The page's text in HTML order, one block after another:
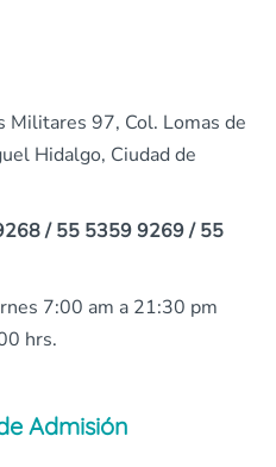
Militares 97, Col. Lomas de
Hidalgo, Ciudad de
/ 55 5359 9269 / 55
7:00 am a 21:30 pm
hrs.
Admisión